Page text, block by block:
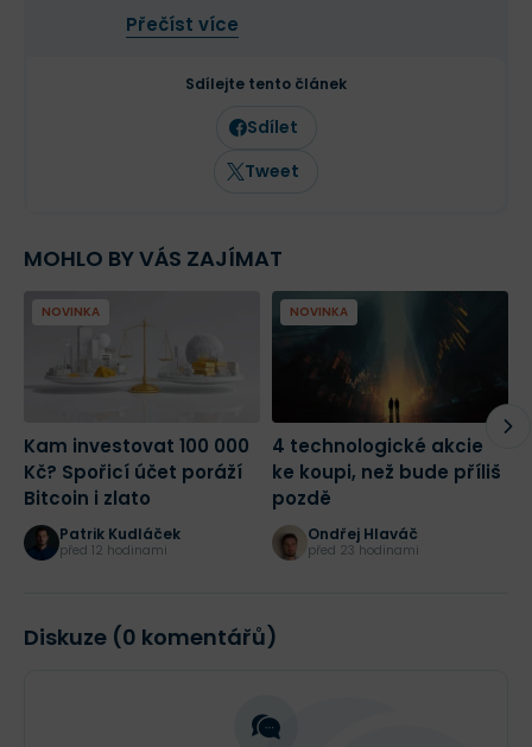
Ve své investiční strategii kombinuje
aktivní i pasivní přístup a zaměřuje se
společnosti a value investice. Ve svých
článcích se věnuje investičním
strategiím, psychologii investování a
analýze jednotlivých akcií.
Přečíst více
Sdílejte tento článek
Sdílet
Tweet
MOHLO BY VÁS ZAJÍMAT
NOVINKA
Kam investovat 100 000
Kč? Spořicí účet poráží
Bitcoin i zlato
Patrik Kudláček
před 12 hodinami
NOVINKA
4 technologické akcie
ke koupi, než bude příliš
pozdě
Ondřej Hlaváč
před 23 hodinami
Diskuze (0 komentářů)